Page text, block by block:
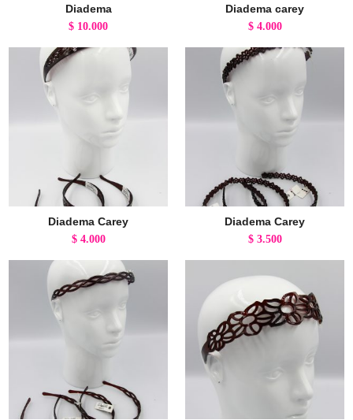
Diadema
$ 10.000
Diadema carey
$4.000
Diadema Carey
$4.000
Diadema Carey
$3.500